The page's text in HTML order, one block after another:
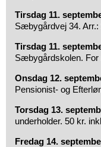
Tirsdag 11.
Sæbygårdvej 34.
Tirsdag 11.
Sæbygårdskolen. For
Onsdag 12.
Pensionist- og
Torsdag 13.
underholder. 50 kr.
Fredag 14.